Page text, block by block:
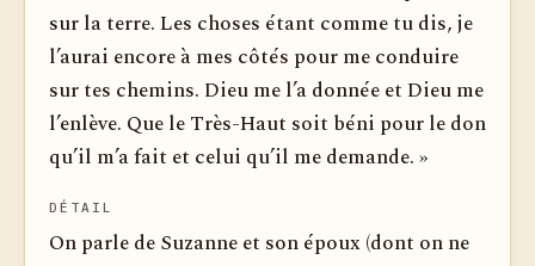
sur la terre. Les choses étant comme tu dis, je
l’aurai encore à mes côtés pour me conduire
sur tes chemins. Dieu me l’a donnée et Dieu me
l’enlève. Que le Très-Haut soit béni pour le don
qu’il m’a fait et celui qu’il me demande. »
DÉTAIL
On parle de Suzanne et son époux (dont on ne